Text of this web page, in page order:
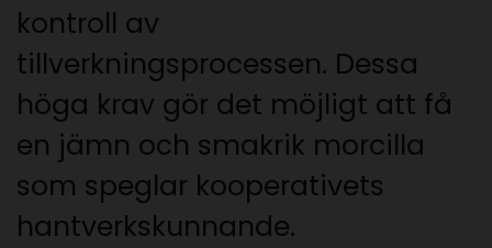
kontroll av
tillverkningsprocessen. Dessa
höga krav gör det möjligt att få
en jämn och smakrik morcilla
som speglar kooperativets
hantverkskunnande.